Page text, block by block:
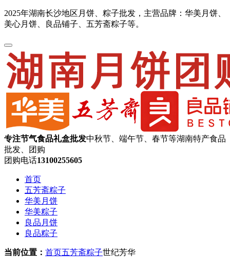
2025年湖南长沙地区月饼、粽子批发，主营品牌：华美月饼、
美心月饼、良品铺子、五芳斋粽子等。
专注节气食品礼盒批发中秋节、端午节、春节等湖南特产食品
批发、团购
团购电话13100255605
首页
五芳斋粽子
华美月饼
华美粽子
良品月饼
良品粽子
当前位置： 首页五芳斋粽子世纪芳华